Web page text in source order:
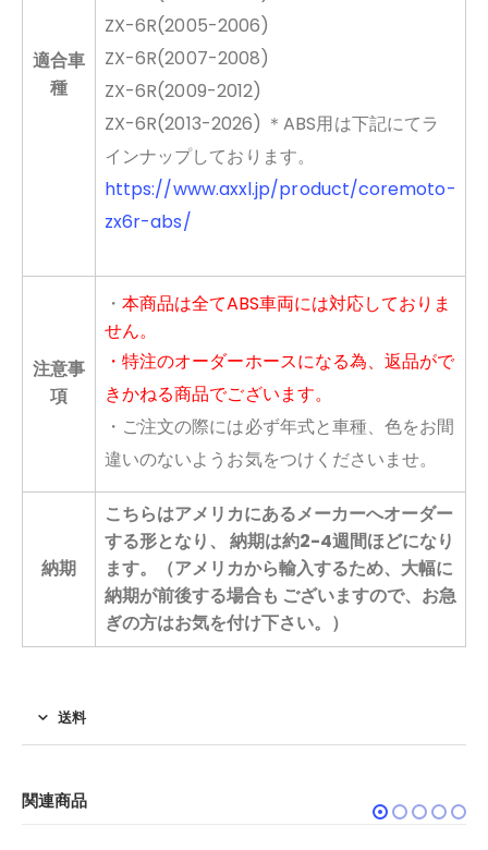
適合車
種
ZX-6R(2005-2006)
ZX-6R(2007-2008)
ZX-6R(2009-2012)
ZX-6R(2013-2026) ＊ABS用は下記にてラ
インナップしております。
https://www.axxl.jp/product/coremoto-
zx6r-abs/
注意事
項
・ 本商品は全てABS車両には対応しておりま
せん。
・特注のオーダーホースになる為、返品がで
きかねる商品でございます。
・ご注文の際には必ず年式と車種、色をお間
違いのないようお気をつけくださいませ。
納期
こちらはアメリカにあるメーカーへオーダー
する形となり、 納期は約2-4週間ほどになり
ます。（アメリカから輸入するため、大幅に
納期が前後する場合も ございますので、お急
ぎの方はお気を付け下さい。）
送料
関連商品